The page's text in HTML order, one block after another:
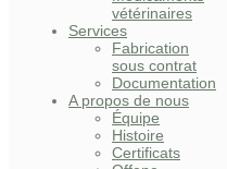
vétérinaires
Services
Fabrication
sous contrat
Documentation
A propos de nous
Équipe
Histoire
Certificats